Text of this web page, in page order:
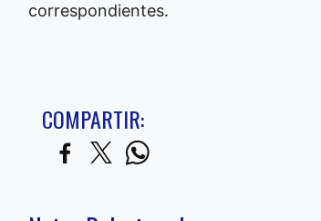
correspondientes.
COMPARTIR: